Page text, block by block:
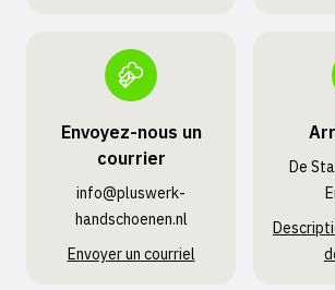
Envoyez-nous un
courrier
info@pluswerk­
handschoenen.nl
Envoyer un courriel
De